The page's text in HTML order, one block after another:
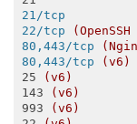
21/tcp
22/tcp
80,443/tcp
80,443/tcp
25
(v6)
143
(v6)
993
(v6)